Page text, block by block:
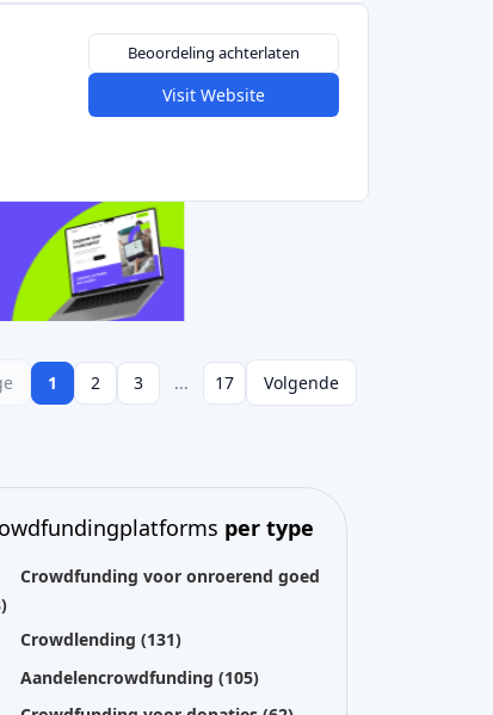
Beoordeling achterlaten
Visit Website
1 2 3 ... 17 Volgende
per type
Crowdfunding voor onroerend goed
Crowdlending (131)
Aandelencrowdfunding (105)